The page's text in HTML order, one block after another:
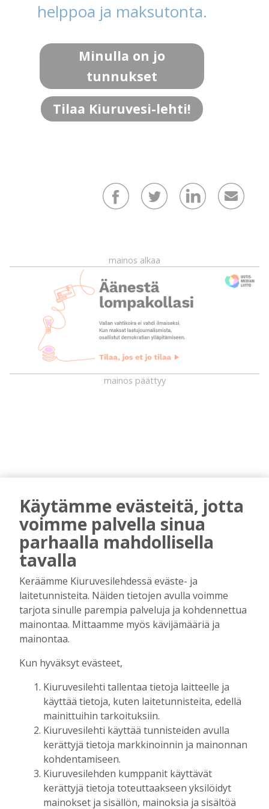
helppoa ja maksutonta.
Minulla on jo
tunnukset
Tilaa Kiuruvesi-lehti!
mainos alkaa
mainos päättyy
AIEMMIN AIHEESTA
Uuden televisiosarjan kuvauksissa käy
hyörinä – Katso kuvista, miltä
kuvauspaikalla Kiuruveden keskustassa
näyttää
Tilaajille
Hanna Soini 31.7.2026 14:51
Kauppojen perustaminen maaseudulle
kaupanteko levittäytyi koko Kiuruvedelle
Jouko Kokkonen 31.7.2026 12:00
Perinteiset Eloajelut järjestetään ensi
viikolla – luvassa on jälleen monipuolista
ohjelmaa
Tilaajille
Aku Laatikainen 29.7.2026 08:00
Äiti ja tytär kirjoittavat sodasta ja
siirtolaisuudesta – kirjojen päähenkilöt ja
Käytämme evästeitä, jotta
voimme palvella sinua
parhaalla mahdollisella
tavalla
Keräämme Kiuruvesilehdessä eväste- ja
laitetunnisteita. Näiden tietojen avulla voimme
tarjota sinulle parempia palveluja ja kohdennettua
mainontaa. Mittaamme myös kävijämääriä ja
mainontaa.
Kun hyväksyt evästeet,
Kiuruvesilehti tallentaa tietoja laitteelle ja
käyttää tietoja, kuten laitetunnisteita, edellä
mainittuihin tarkoituksiin.
Kiuruvesilehti käyttää tunnisteiden avulla
kerättyjä tietoja markkinoinnin ja mainonnan
kohdentamiseen.
Kiuruvesilehden kumppanit käyttävät
kerättyjä tietoja toteuttaakseen yksilöidyt
mainokset ja sisällön, mainoksia ja sisältöä